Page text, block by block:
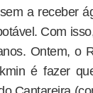
a receber
Com
Ontem, o
é fazer